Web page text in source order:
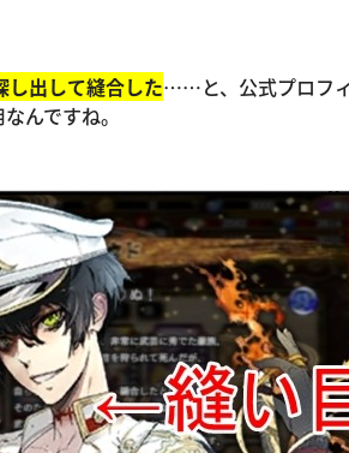
し出して縫合した……と、公式プロフ
んですね。